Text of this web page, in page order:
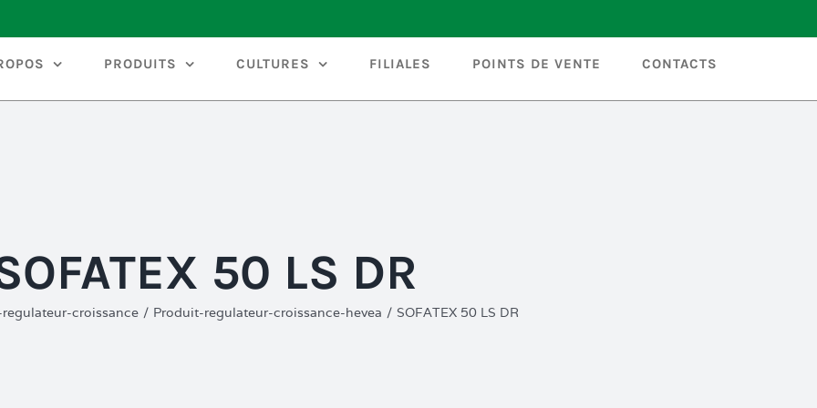
PRODUITS CULTURES FILIALES POINTS DE VENTE CONTACTS
50 LS DR
croissance / Produit-regulateur-croissance-hevea / SOFATEX 50 LS DR